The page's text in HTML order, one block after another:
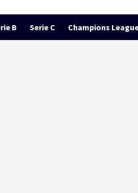
B Serie C Champions